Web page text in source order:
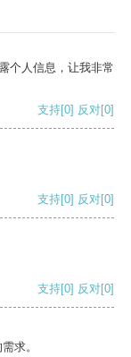
个人信息，让我非常
支持[0] 反对[0]
支持[0] 反对[0]
支持[0] 反对[0]
求。